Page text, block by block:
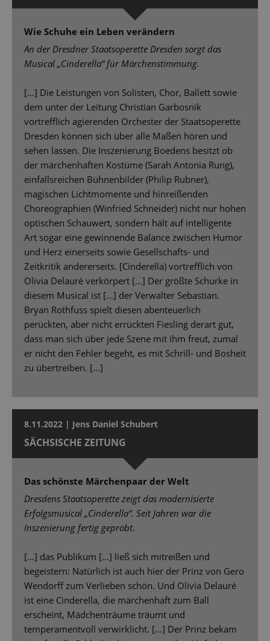
Wie Schuhe ein Leben verändern
An der Dresdner Staatsoperette Dresden sorgt das
Musical „Cinderella“ für Märchenstimmung.
[…] Die Leistungen von Solisten, Chor, Ballett sowie
dem unter der Leitung Christian Garbosnik
vortrefflich agierenden Orchester der Staatsoperette
Dresden können sich über alle Maßen hören und
sehen lassen. Die Inszenierung Boedens besitzt ob
der märchenhaften Kostüme (Sarah Antonia Rung),
einfallsreichen Bühnenbilder (Philip Rubner),
magischen Lichtmomente und hinreißenden
Choreographien (Winfried Schneider) nicht nur hohen
optischen Schauwert, sondern hält auf intelligente
Art sogar eine gewinnende Balance zwischen Humor
und Herz einerseits sowie Gesellschafts- und
Zeitkritik andererseits. [Cinderella) vortrefflich von
Olivia Delauré verkörpert […] Der größte Schurke in
diesem Musical ist […] der Verwalter Sebastian.
Bryan Rothfuss spielt diesen abenteuerlich
perückten, aber nicht errückten Fiesling derart gut,
dass man sich über jede Szene mit ihm freut, zumal
er nicht den Fehler begeht, es mit Schrill- und Bosheit
zu übertreiben. [...]
8.11.2022 | Jens Daniel Schubert
SÄCHSISCHE ZEITUNG
Das schönste Märchenpaar der Welt
Dresdens Staatsoperette zeigt das modernisierte
Erfolgsmusical „Cinderella“. Seit Jahren war die
Inszenierung fertig geprobt.
[…] das Publikum […] ließ sich mitreißen und
begeistern: Natürlich ist auch hier der Prinz von Gero
Wendorff zum Verlieben schön. Und Olivia Delauré
ist eine Cinderella, die märchenhaft zum Ball
erscheint, Mädchenträume träumt und
temperamentvoll verwirklicht. […] Der Prinz bekam